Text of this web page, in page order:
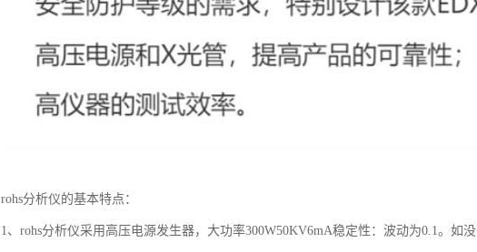
rohs分析仪的基本特点：
1、rohs分析仪采用高压电源发生器，大功率300W50KV6mA稳定性：波动为0.1。如